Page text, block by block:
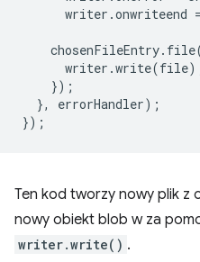
writer .onwriteend =
chosenFileEntry. file
writer .write(file
});
},
errorHandler);
});
Ten kod tworzy nowy plik z
nowy obiekt blob w za
writer.write() .